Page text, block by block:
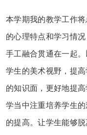
本学期我的教学工作
的心理特点和学习情
手工融合贯通在一起
学生的美术视野，提
的知识面，更好地提
学当中注重培养学生
的提高。让学生能够